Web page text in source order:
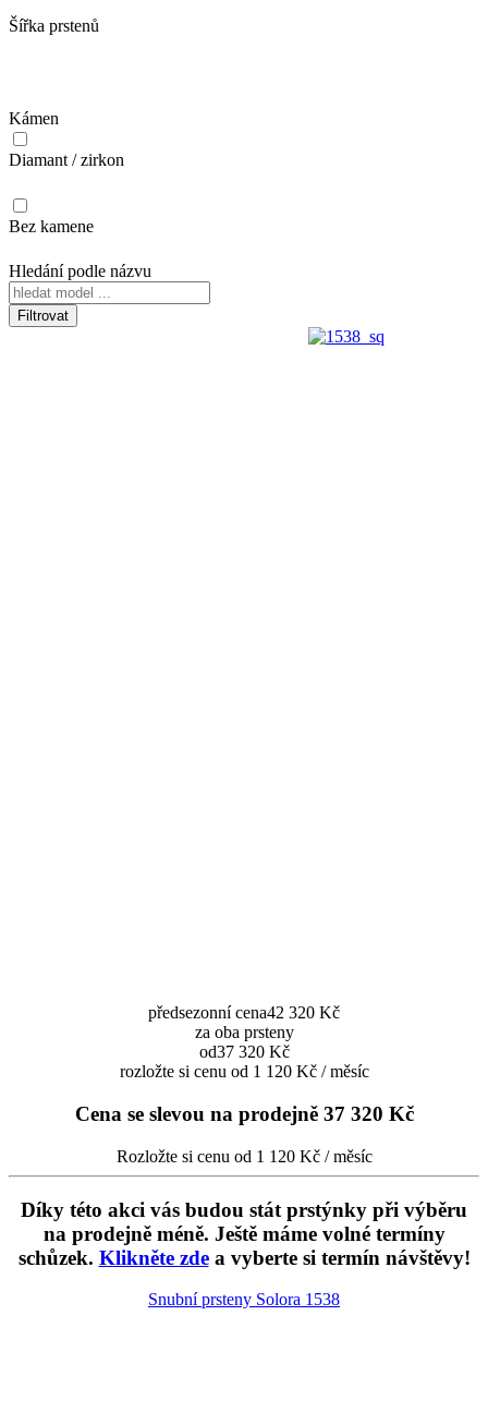
Šířka prstenů
Kámen
Diamant / zirkon
Bez kamene
Hledání podle názvu
předsezonní cena42 320 Kč
za oba prsteny
od37 320 Kč
rozložte si cenu od 1 120 Kč / měsíc
Cena se slevou na prodejně 37 320 Kč
Rozložte si cenu od 1 120 Kč / měsíc
Díky této akci vás budou stát prstýnky při výběru
na prodejně méně. Ještě máme volné termíny
schůzek. Klikněte zdea vyberte si termín návštěvy!
Snubní prsteny Solora 1538